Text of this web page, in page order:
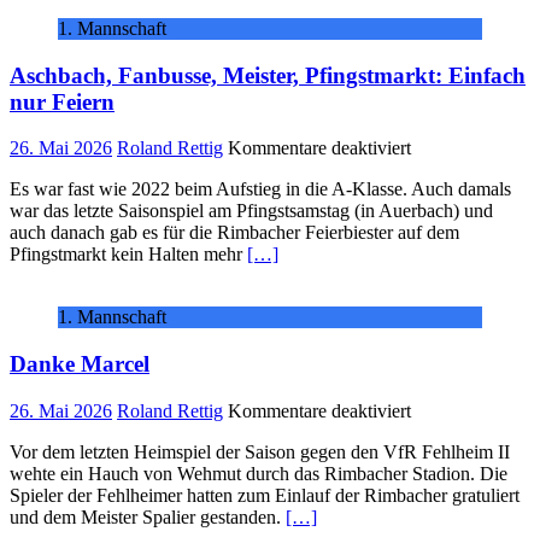
1. Mannschaft
Aschbach, Fanbusse, Meister, Pfingstmarkt: Einfach
nur Feiern
26. Mai 2026 Roland Rettig Kommentare deaktiviertfür
Fanbusse,
Meister,
Pfingstmarkt:
Es war fast wie 2022 beim Aufstieg in die A-Klasse. Auch damals
war das letzte Saisonspiel am Pfingstsamstag (in Auerbach) und
auch danach gab es für die Rimbacher Feierbiester auf dem
Pfingstmarkt kein Halten mehr […]
1. Mannschaft
Danke Marcel
26. Mai 2026 Roland Rettig Kommentare deaktiviertfür
Marcel
Vor dem letzten Heimspiel der Saison gegen den VfR Fehlheim II
wehte ein Hauch von Wehmut durch das Rimbacher Stadion. Die
Spieler der Fehlheimer hatten zum Einlauf der Rimbacher gratuliert
und dem Meister Spalier gestanden. […]